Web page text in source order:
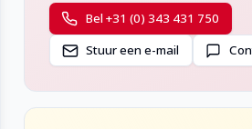
Ideaal voor:
Mobiele presentaties
Educatieve toepassingen
Evenementen, outdoor-
Bel +31 (0) 343 431 750
Stuur een e-mail